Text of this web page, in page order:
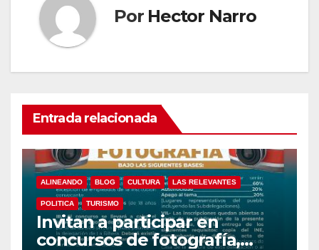
Por Hector Narro
Entrada relacionada
ALINEANDO BLOG CULTURA LAS RELEVANTES
POLITICA TURISMO
Invitan a participar en
concursos de fotografía,